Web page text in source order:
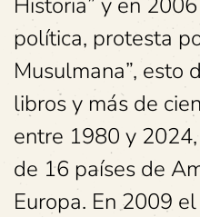
política, protesta
Musulmana”, esto
libros y más de
entre 1980 y
de 16 países de
Europa. En 2009